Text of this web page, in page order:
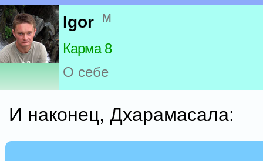
Igor м
Карма 8
О себе
И наконец, Дхарамасала: